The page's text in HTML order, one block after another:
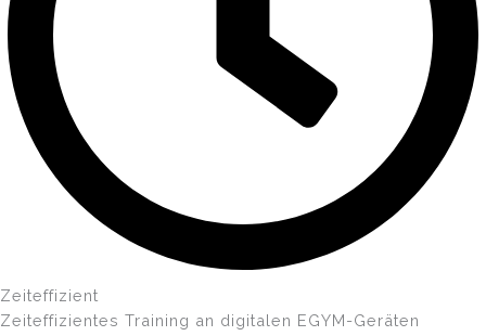
Zeiteffizient
Zeiteffizientes Training an digitalen EGYM-Geräten